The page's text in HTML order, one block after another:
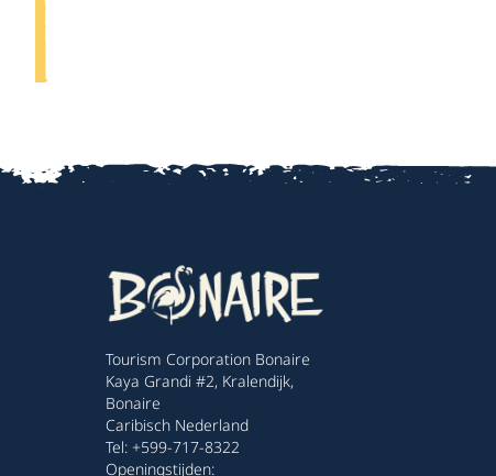
Tourism Corporation Bonaire
Kaya Grandi #2, Kralendijk,
Bonaire
Caribisch Nederland
Tel: +599-717-8322
Openingstijden: